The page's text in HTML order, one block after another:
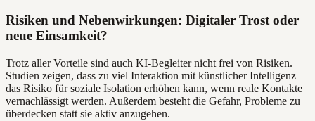
Risiken und Nebenwirkungen: Digitaler Trost oder
neue Einsamkeit?
Trotz aller Vorteile sind auch KI-Begleiter nicht frei von Risiken.
Studien zeigen, dass zu viel Interaktion mit künstlicher Intelligenz
das Risiko für soziale Isolation erhöhen kann, wenn reale Kontakte
vernachlässigt werden. Außerdem besteht die Gefahr, Probleme zu
überdecken statt sie aktiv anzugehen.